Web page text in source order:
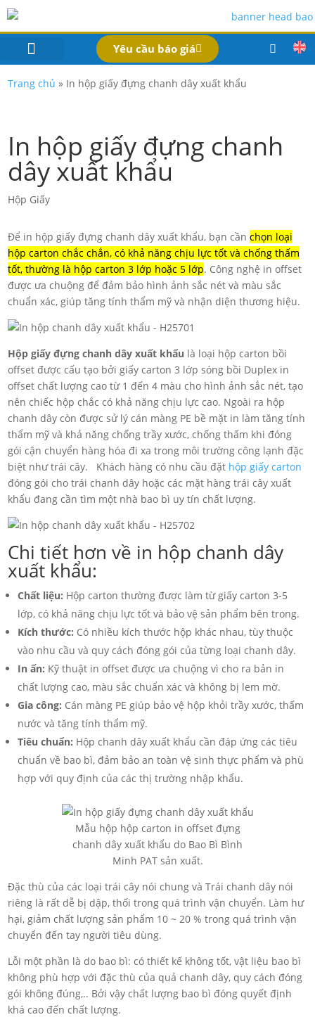
Yêu cầu báo giá
Trang chủ » In hộp giấy đựng chanh dây xuất khẩu
In hộp giấy đựng chanh
dây xuất khẩu
Hộp Giấy
Để in hộp giấy đựng chanh dây xuất khẩu, bạn cầnchọn loại
hộp carton chắc chắn, có khả năng chịu lực tốt và chống thấm
tốt, thường là hộp carton 3 lớp hoặc 5 lớp. Công nghệ in offset
được ưa chuộng để đảm bảo hình ảnh sắc nét và màu sắc
chuẩn xác, giúp tăng tính thẩm mỹ và nhận diện thương hiệu.
Hộp giấy đựng chanh dây xuất khẩu là loại hộp carton bồi
offset được cấu tạo bởi giấy carton 3 lớp sóng bồi Duplex in
offset chất lượng cao từ 1 đến 4 màu cho hình ảnh sắc nét, tạo
nên chiếc hộp chắc có khả năng chịu lực cao. Ngoài ra hộp
chanh dây còn được sử lý cán màng PE bề mặt in làm tăng tính
thẩm mỹ và khả năng chống trầy xước, chống thấm khi đóng
gói cận chuyển hàng hóa đi xa trong môi trường công lạnh đặc
biệt như trái cây. Khách hàng có nhu cầu đặt hộp giấy carton
đóng gói cho trái chanh dây hoặc các mặt hàng trái cây xuất
khẩu đang cần tìm một nhà bao bì uy tín chất lượng.
Chi tiết hơn về in hộp chanh dây
xuất khẩu:
Chất liệu: Hộp carton thường được làm từ giấy carton 3-5
lớp, có khả năng chịu lực tốt và bảo vệ sản phẩm bên trong.
Kích thước: Có nhiều kích thước hộp khác nhau, tùy thuộc
vào nhu cầu và quy cách đóng gói của từng loại chanh dây.
In ấn: Kỹ thuật in offset được ưa chuộng vì cho ra bản in
chất lượng cao, màu sắc chuẩn xác và không bị lem mờ.
Gia công: Cán màng PE giúp bảo vệ hộp khỏi trầy xước, thấm
nước và tăng tính thẩm mỹ.
Tiêu chuẩn: Hộp chanh dây xuất khẩu cần đáp ứng các tiêu
chuẩn về bao bì, đảm bảo an toàn vệ sinh thực phẩm và phù
hợp với quy định của các thị trường nhập khẩu.
Mẫu hộp hộp carton in offset đựng
chanh dây xuất khẩu do Bao Bì Bình
Minh PAT sản xuất.
Đặc thù của các loại trái cây nói chung và Trái chanh dây nói
riêng là rất dễ bị dập, thối trong quá trình vận chuyển. Làm hư
hại, giảm chất lượng sản phẩm 10 ~ 20 % trong quá trình vận
chuyển đến tay người tiêu dùng.
Lỗi một phần là do bao bì: có thiết kế không tốt, vật liệu bao bì
không phù hợp với đặc thù của quả chanh dây, quy cách đóng
gói không đúng,.. Bởi vậy chất lượng bao bì đóng quyết định
khá cao đến chất lượng.